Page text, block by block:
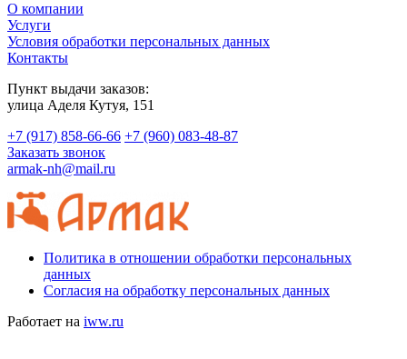
О компании
Услуги
Условия обработки персональных данных
Контакты
Пункт выдачи заказов:
​улица Аделя Кутуя, 151
+7 (917) 858-66-66 +7 (960) 083-48-87
Заказать звонок
armak-nh@mail.ru
Политика в отношении обработки персональных
данных
Согласия на обработку персональных данных
Работает на iww.ru